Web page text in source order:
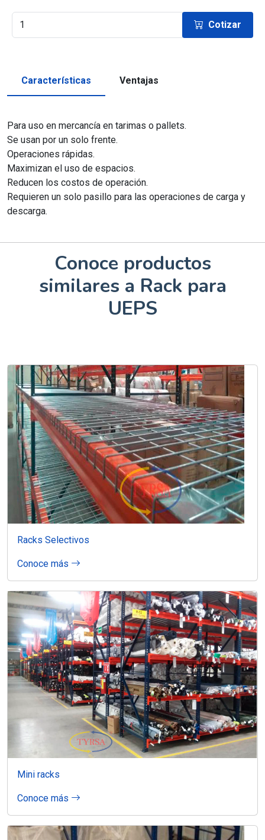
Cotizar
Características Ventajas
Para uso en mercancía en tarimas o pallets.
Se usan por un solo frente.
Operaciones rápidas.
Maximizan el uso de espacios.
Reducen los costos de operación.
Requieren un solo pasillo para las operaciones de carga y
descarga.
Conoce productos
similares a Rack para
UEPS
Racks Selectivos
Conoce más
Mini racks
Conoce más